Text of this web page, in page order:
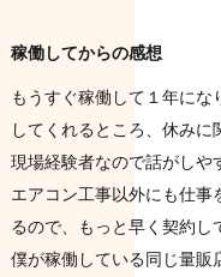
稼働してからの感想
もうすぐ稼働して１年に
してくれるところ、休み
現場経験者なので話がしや
エアコン工事以外にも仕
るので、もっと早く契約
僕が稼働している同じ量販